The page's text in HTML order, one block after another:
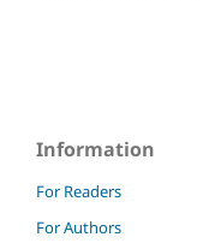
Information
For Readers
For Authors